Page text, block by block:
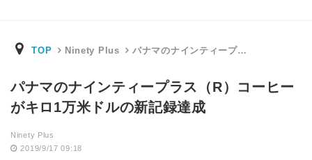
TOP Ninety Plus パナマのナインティープ…
パナマのナインティープラス（R）コーヒー
がキロ1万米ドルの新記録達成
Ninety Plus
2019/9/17 09:18